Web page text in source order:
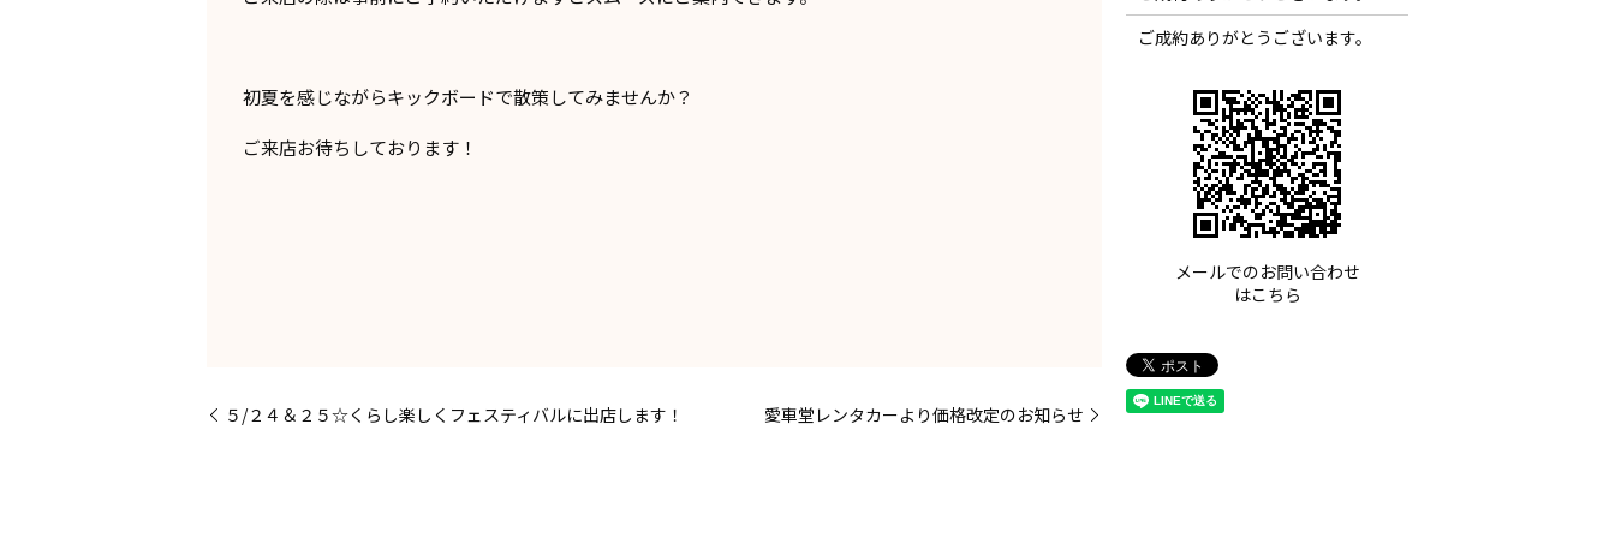
初夏を感じながらキックボードで散策してみませんか？
ご来店お待ちしております！
５/２４＆２５☆くらし楽しくフェスティバルに出店します！ 愛車堂レンタカーより価格改定のお知らせ
ご成約ありがとうございます。
メールでのお問い合わせ
はこちら